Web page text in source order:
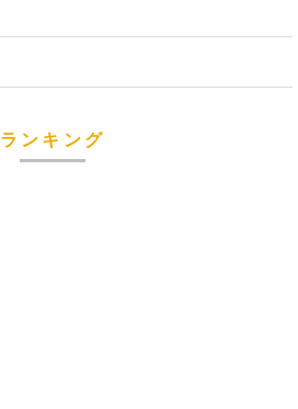
ランキング